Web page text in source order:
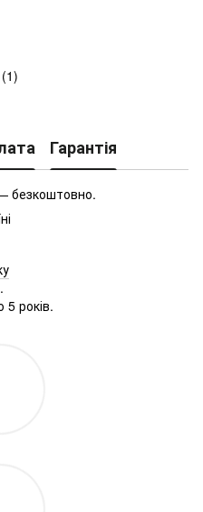
Гарантія
безкоштовно.
5 років.